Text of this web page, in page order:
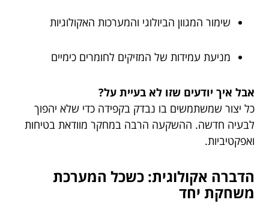
שימור המגוון הביולוגי והמערכות האקולוגיות
מניעת עמידות של המזיקים לחומרים כימיים
אבל איך יודעים שזו לא בעיית על?
כל יצור שמשתמשים בו נבדק בקפידה כדי שלא יהפוך
לבעיה חדשה. ההשקעה הרבה במחקר מוודאת בטיחות
ואפקטיביות.
הדברה אקולוגית: כשכל המערכת
משחקת יחד